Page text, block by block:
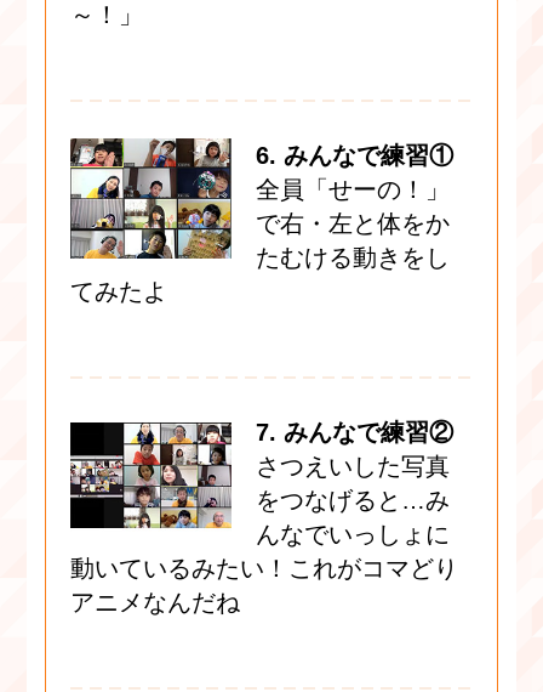
～！」
6. みんなで練習①
全員「せーの！」
で右・左と体をか
たむける動きをし
てみたよ
7. みんなで練習②
さつえいした写真
をつなげると…み
んなでいっしょに
動いているみたい！これがコマどり
アニメなんだね